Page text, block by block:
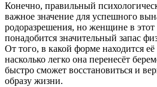
Конечно, правильный
важное значение для успешного
родоразрешения, но женщине в
понадобится значительный запас
От того, в какой форме находится
насколько легко она перенесёт
быстро сможет восстановиться и
образу жизни.